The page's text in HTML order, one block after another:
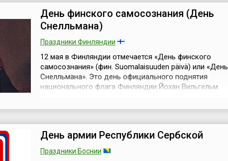
октября 2002 года. ...
День финского самосознания (День
Снелльмана)
Праздники Финляндии
12 мая в Финляндии отмечается «День финского
самосознания» (фин. Suomalaisuuden päivä) или «День
Снелльмана». Это день официального поднятия
национального флага Финляндии.Йохан Вильгельм
Снелльман усовершенствовал систему школьн...
День армии Республики Сербской
Праздники Боснии